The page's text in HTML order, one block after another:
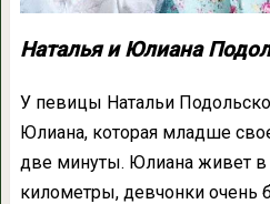
Наталья и Юлиана
У певицы Натальи
Юлиана, которая младше
две минуты. Юлиана живет в
километры, девчонки очень